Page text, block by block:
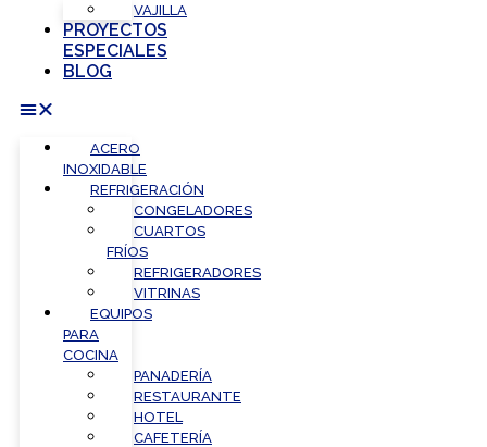
VAJILLA
PROYECTOS
ESPECIALES
BLOG
ACERO
INOXIDABLE
REFRIGERACIÓN
CONGELADORES
CUARTOS
FRÍOS
REFRIGERADORES
VITRINAS
EQUIPOS
PARA
COCINA
PANADERÍA
RESTAURANTE
HOTEL
CAFETERÍA